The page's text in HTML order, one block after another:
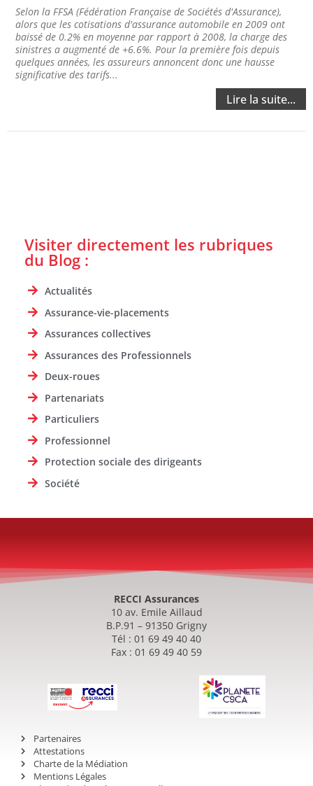
Selon la FFSA (Fédération Française de Sociétés d'Assurance),
alors que les cotisations d'assurance automobile en 2009 ont
baissé de 0.2% en moyenne par rapport à 2008, la charge des
sinistres a augmenté de +6.6%. Pour la première fois depuis
quelques années, les assureurs annoncent donc une hausse
significative des tarifs...
Lire la suite...
Visiter directement les rubriques
du Blog :
Actualités
Assurance-vie-placements
Assurances collectives
Assurances des Professionnels
Deux-roues
Partenariats
Particuliers
Professionnel
Protection sociale des dirigeants
Société
RECCI Assurances
10 av. Emile Aillaud
B.P.91 – 91350 Grigny
Tél : 01 69 49 40 40
Fax : 01 69 49 40 59
Partenaires
Attestations
Charte de la Médiation
Mentions Légales